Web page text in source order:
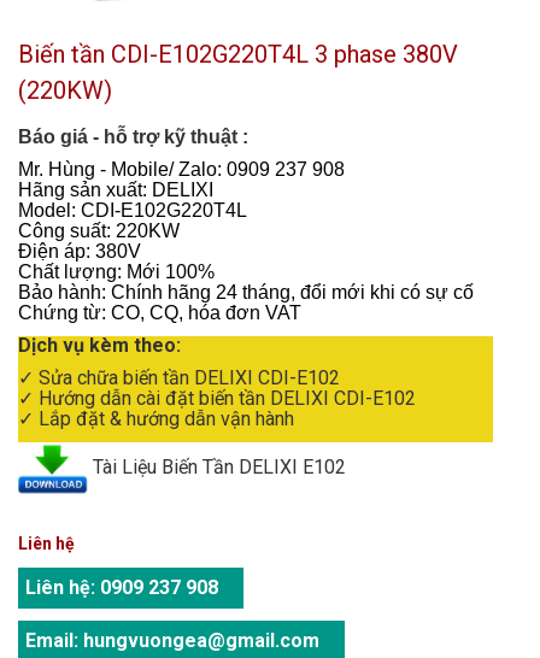
Biến tần CDI-E102G220T4L 3 phase 380V
(220KW)
Báo giá - hỗ trợ kỹ thuật :
Mr. Hùng - Mobile/ Zalo: 0909 237 908
Hãng sản xuất: DELIXI
Model: CDI-E102G220T4L
Công suất: 220KW
Điện áp: 380V
Chất lượng: Mới 100%
Bảo hành: Chính hãng 24 tháng, đổi mới khi có sự cố
Chứng từ: CO, CQ, hóa đơn VAT
Dịch vụ kèm theo:
✓ Sửa chữa biến tần DELIXI CDI-E102
✓ Hướng dẫn cài đặt biến tần DELIXI CDI-E102
✓ Lắp đặt & hướng dẫn vận hành
Tài Liệu Biến Tần DELIXI E102
Liên hệ
Liên hệ: 0909 237 908
Email: hungvuongea@gmail.com